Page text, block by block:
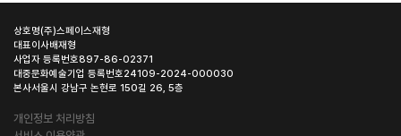
상호명(주)스페이스재형
대표이사배재형
사업자 등록번호897-86-02371
대중문화예술기업 등록번호24109-2024-000030
본사서울시 강남구 논현로 150길 26, 5층
개인정보 처리방침